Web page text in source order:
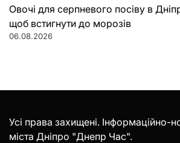
Овочі для серпневого посіву в
щоб встигнути до морозів
06.08.2026
Усі права захищені. Інформаційно-
міста Дніпро "Днепр Час".